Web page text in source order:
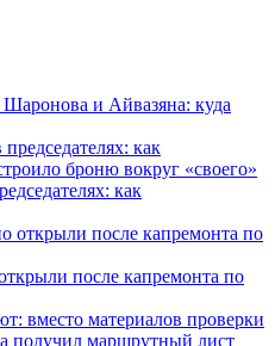
и Айвазяна: куда
как
после капремонта по